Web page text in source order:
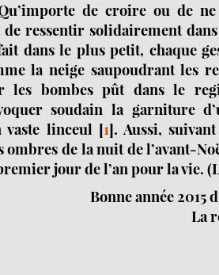
de croire ou de
de ressentir solidairement
dans le plus petit, chaque
la neige saupoudrant les
les bombes pût dans le
soudain la garniture
vaste linceul [1]. Aussi,
ombres de la nuit de l’avant-
jour de l’an pour la vie.
Bonne année 2015
La